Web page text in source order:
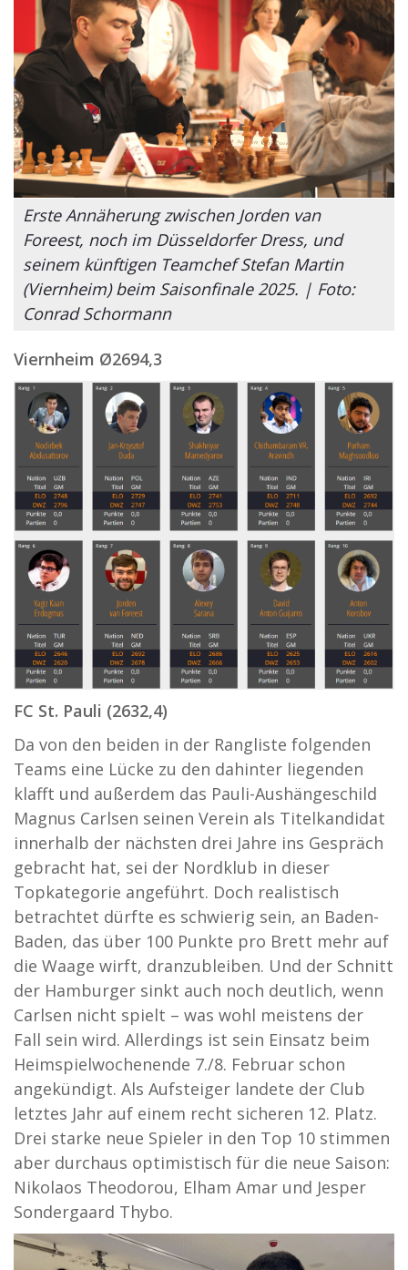
Erste Annäherung zwischen Jorden van
Foreest, noch im Düsseldorfer Dress, und
seinem künftigen Teamchef Stefan Martin
(Viernheim) beim Saisonfinale 2025. | Foto:
Conrad Schormann
Viernheim Ø2694,3
FC St. Pauli (2632,4)
Da von den beiden in der Rangliste folgenden
Teams eine Lücke zu den dahinter liegenden
klafft und außerdem das Pauli-Aushängeschild
Magnus Carlsen seinen Verein als Titelkandidat
innerhalb der nächsten drei Jahre ins Gespräch
gebracht hat, sei der Nordklub in dieser
Topkategorie angeführt. Doch realistisch
betrachtet dürfte es schwierig sein, an Baden-
Baden, das über 100 Punkte pro Brett mehr auf
die Waage wirft, dranzubleiben. Und der Schnitt
der Hamburger sinkt auch noch deutlich, wenn
Carlsen nicht spielt – was wohl meistens der
Fall sein wird. Allerdings ist sein Einsatz beim
Heimspielwochenende 7./8. Februar schon
angekündigt. Als Aufsteiger landete der Club
letztes Jahr auf einem recht sicheren 12. Platz.
Drei starke neue Spieler in den Top 10 stimmen
aber durchaus optimistisch für die neue Saison:
Nikolaos Theodorou, Elham Amar und Jesper
Sondergaard Thybo.